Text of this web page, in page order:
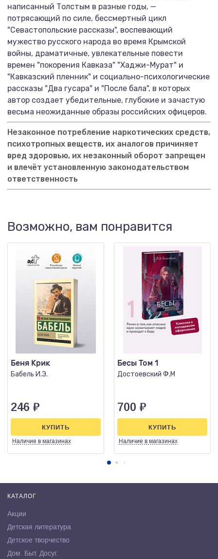
написанный Толстым в разные годы, —
потрясающий по силе, бессмертный цикл
"Севастопольские рассказы", воспевающий
мужество русского народа во время Крымской
войны, драматичные, увлекательные повести
времен "покорения Кавказа" "Хаджи-Мурат" и
"Кавказский пленник" и социально-психологические
рассказы "Два гусара" и "После бала", в которых
автор создает убедительные, глубокие и зачастую
весьма неожиданные образы российских офицеров.
Незаконное потребление наркотических средств,
психотропных веществ, их аналогов причиняет
вред здоровью, их незаконный оборот запрещен
и влечёт установленную законодательством
ответственность
Возможно, вам понравится
Беня Крик
Бабель И.Э.
246 ₽
Наличие в магазинах
КУПИТЬ
Бесы Том 1
Достоевский Ф.М
700 ₽
Наличие в магазинах
КУПИТЬ
КАТАЛОГ
Акции
Детская литература
Детское творчество
Дом. Быт. Досуг.